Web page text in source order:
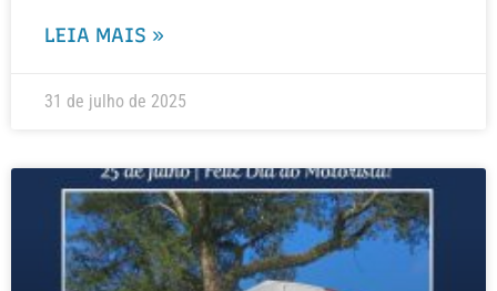
LEIA MAIS »
31 de julho de 2025